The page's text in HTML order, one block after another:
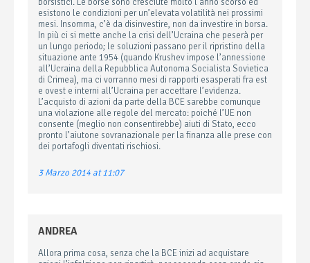
esistono le condizioni per un’elevata volatilità nei prossimi
mesi. Insomma, c’è da disinvestire, non da investire in borsa.
In più ci si mette anche la crisi dell’Ucraina che peserà per
un lungo periodo; le soluzioni passano per il ripristino della
situazione ante 1954 (quando Krushev impose l’annessione
all’Ucraina della Repubblica Autonoma Socialista Sovietica
di Crimea), ma ci vorranno mesi di rapporti esasperati fra est
e ovest e interni all’Ucraina per accettare l’evidenza.
L’acquisto di azioni da parte della BCE sarebbe comunque
una violazione alle regole del mercato: poiché l’UE non
consente (meglio non consentirebbe) aiuti di Stato, ecco
pronto l’aiutone sovranazionale per la finanza alle prese con
dei portafogli diventati rischiosi.
3 Marzo 2014 at 11:07
ANDREA
Allora prima cosa, senza che la BCE inizi ad acquistare